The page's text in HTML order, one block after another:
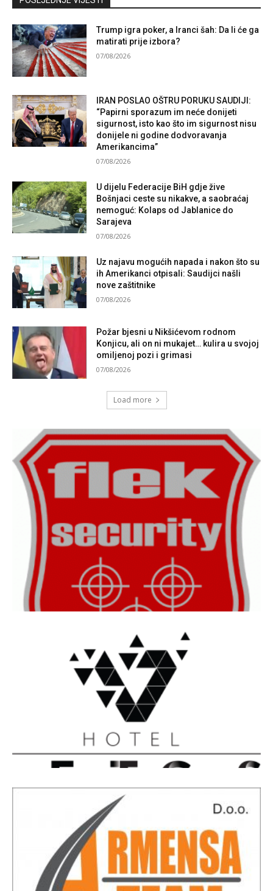
Trump igra poker, a Iranci šah: Da li će ga
matirati prije izbora?
07/08/2026
IRAN POSLAO OŠTRU PORUKU SAUDIJI:
“Papirni sporazum im neće donijeti
sigurnost, isto kao što im sigurnost nisu
donijele ni godine dodvoravanja
Amerikancima”
07/08/2026
U dijelu Federacije BiH gdje žive
Bošnjaci ceste su nikakve, a saobraćaj
nemoguć: Kolaps od Jablanice do
Sarajeva
07/08/2026
Uz najavu mogućih napada i nakon što su
ih Amerikanci otpisali: Saudijci našli
nove zaštitnike
07/08/2026
Požar bjesni u Nikšićevom rodnom
Konjicu, ali on ni mukajet… kulira u svojoj
omiljenoj pozi i grimasi
07/08/2026
Load more